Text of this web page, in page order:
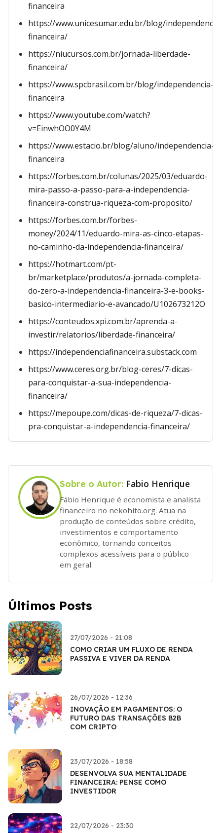
financeira
https://www.unicesumar.edu.br/blog/
financeira/
https://niucursos.com.br/jornada-liberdade-
financeira/
https://www.spcbrasil.com.br/blog/independencia-
financeira
https://www.youtube.com/watch?
v=EinwhOO0Y4M
https://www.estacio.br/blog/aluno/independencia-
financeira
https://forbes.com.br/colunas/2025/03/eduardo-
mira-passo-a-passo-para-a-independencia-
financeira-construa-riqueza-com-proposito/
https://forbes.com.br/forbes-
money/2024/11/eduardo-mira-as-cinco-etapas-
no-caminho-da-independencia-financeira/
https://hotmart.com/pt-
br/marketplace/produtos/a-jornada-completa-
do-zero-a-independencia-financeira-3-e-books-
basico-intermediario-e-avancado/U102673212O
https://conteudos.xpi.com.br/aprenda-a-
investir/relatorios/liberdade-financeira/
https://independenciafinanceira.substack.com
https://www.ceres.org.br/blog-ceres/7-dicas-
para-conquistar-a-sua-independencia-
financeira/
https://mepoupe.com/dicas-de-riqueza/7-dicas-
pra-conquistar-a-independencia-financeira/
Sobre o Autor: Fabio Henrique
Fábio Henrique é economista e analista
financeiro no nekohito.org. Atua na
produção de conteúdos sobre crédito,
investimentos e comportamento
econômico, tornando conceitos
complexos acessíveis para o público
em geral.
Últimos Posts
27/07/2026 - 21:08
COMO CRIAR UM FLUXO DE RENDA
PASSIVA E VIVER DA RENDA
26/07/2026 - 12:36
INOVAÇÃO EM PAGAMENTOS: O
FUTURO DAS TRANSAÇÕES B2B
COM CRIPTO
23/07/2026 - 18:58
DESENVOLVA SUA MENTALIDADE
FINANCEIRA: PENSE COMO
INVESTIDOR
22/07/2026 - 23:30